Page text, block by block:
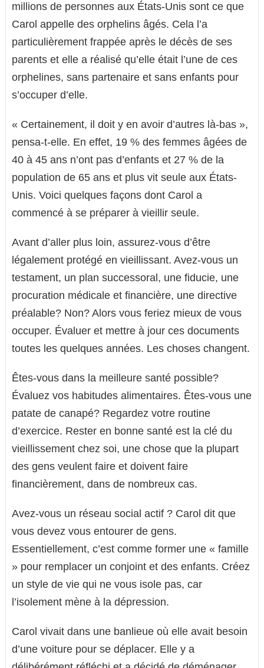
millions de personnes aux États-Unis sont ce que
Carol appelle des orphelins âgés. Cela l’a
particulièrement frappée après le décès de ses
parents et elle a réalisé qu’elle était l’une de ces
orphelines, sans partenaire et sans enfants pour
s’occuper d’elle.
« Certainement, il doit y en avoir d’autres là-bas »,
pensa-t-elle. En effet, 19 % des femmes âgées de
40 à 45 ans n’ont pas d’enfants et 27 % de la
population de 65 ans et plus vit seule aux États-
Unis. Voici quelques façons dont Carol a
commencé à se préparer à vieillir seule.
Avant d’aller plus loin, assurez-vous d’être
légalement protégé en vieillissant. Avez-vous un
testament, un plan successoral, une fiducie, une
procuration médicale et financière, une directive
préalable? Non? Alors vous feriez mieux de vous
occuper. Évaluer et mettre à jour ces documents
toutes les quelques années. Les choses changent.
Êtes-vous dans la meilleure santé possible?
Évaluez vos habitudes alimentaires. Êtes-vous une
patate de canapé? Regardez votre routine
d’exercice. Rester en bonne santé est la clé du
vieillissement chez soi, une chose que la plupart
des gens veulent faire et doivent faire
financièrement, dans de nombreux cas.
Avez-vous un réseau social actif ? Carol dit que
vous devez vous entourer de gens.
Essentiellement, c’est comme former une « famille
» pour remplacer un conjoint et des enfants. Créez
un style de vie qui ne vous isole pas, car
l’isolement mène à la dépression.
Carol vivait dans une banlieue où elle avait besoin
d’une voiture pour se déplacer. Elle y a